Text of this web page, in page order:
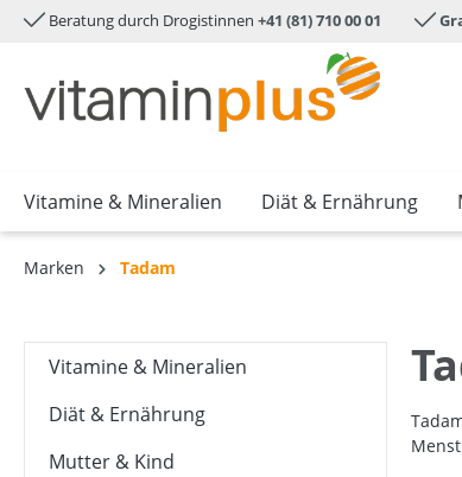
springen Zur Hauptnavigation springen
Beratung durch Drogistinnen +41 (81) 710 00 01
Vitamine & Mineralien Diät & Ernährung
Marken Tadam
Vitamine & Mineralien
Diät & Ernährung
Mutter & Kind